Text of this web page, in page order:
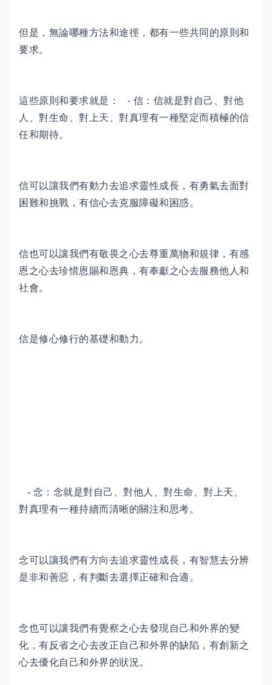
但是，無論哪種方法和途徑，都有一些共同的原則和
要求。
這些原則和要求就是： - 信：信就是對自己、對他
人、對生命、對上天、對真理有一種堅定而積極的信
任和期待。
信可以讓我們有動力去追求靈性成長，有勇氣去面對
困難和挑戰，有信心去克服障礙和困惑。
信也可以讓我們有敬畏之心去尊重萬物和規律，有感
恩之心去珍惜恩賜和恩典，有奉獻之心去服務他人和
社會。
信是修心修行的基礎和動力。
- 念：念就是對自己、對他人、對生命、對上天、
對真理有一種持續而清晰的關注和思考。
念可以讓我們有方向去追求靈性成長，有智慧去分辨
是非和善惡，有判斷去選擇正確和合適。
念也可以讓我們有覺察之心去發現自己和外界的變
化，有反省之心去改正自己和外界的缺陷，有創新之
心去優化自己和外界的狀況。